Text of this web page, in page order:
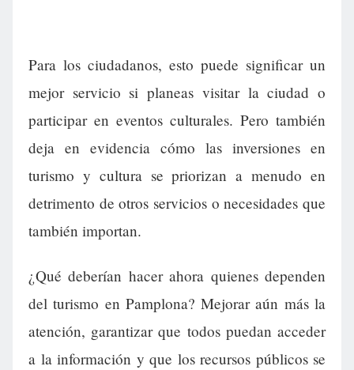
Para los ciudadanos, esto puede significar un
mejor servicio si planeas visitar la ciudad o
participar en eventos culturales. Pero también
deja en evidencia cómo las inversiones en
turismo y cultura se priorizan a menudo en
detrimento de otros servicios o necesidades que
también importan.
¿Qué deberían hacer ahora quienes dependen
del turismo en Pamplona? Mejorar aún más la
atención, garantizar que todos puedan acceder
a la información y que los recursos públicos se